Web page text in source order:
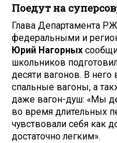
Поедут на
Глава Департамента
федеральными и
Юрий Нагорных
школьников
десяти вагонов. В
спальные вагоны, а
даже вагон-душ: «Мы
во время длительных
чувствовали себя как
достаточно легким».